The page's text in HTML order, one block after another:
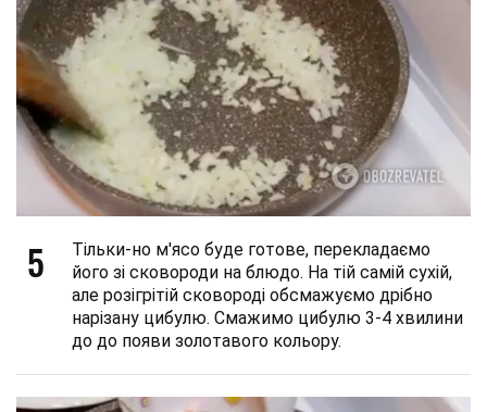
5
Тільки-но м'ясо буде готове, перекладаємо
його зі сковороди на блюдо. На тій самій сухій,
але розігрітій сковороді обсмажуємо дрібно
нарізану цибулю. Смажимо цибулю 3-4 хвилини
до до появи золотавого кольору.